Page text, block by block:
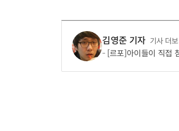
김영준 기자 기사 더보
[르포]아이들이 직접